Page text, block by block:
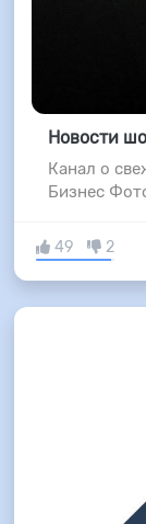
Новости
Канал о
Бизнес
49 2